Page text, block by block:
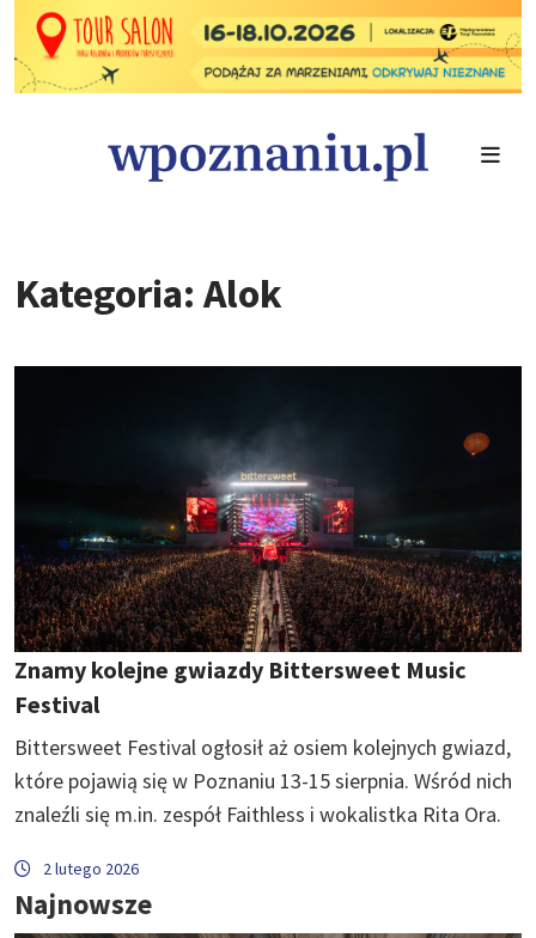
Kategoria: Alok
Znamy kolejne gwiazdy Bittersweet Music
Festival
Bittersweet Festival ogłosił aż osiem kolejnych gwiazd,
które pojawią się w Poznaniu 13-15 sierpnia. Wśród nich
znaleźli się m.in. zespół Faithless i wokalistka Rita Ora.
2 lutego 2026
Najnowsze